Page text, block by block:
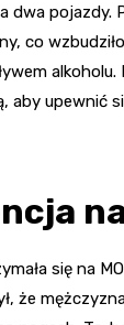
dwa pojazdy.
co
alkoholu.
aby upewnić
się na
że